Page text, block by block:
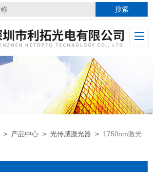
> 产品中心 >光传感激光器 > 1750nm激光